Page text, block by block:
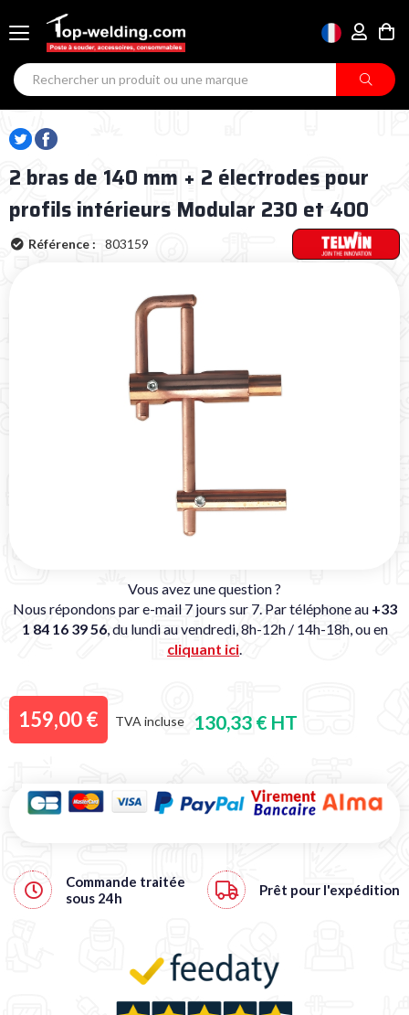
2 bras de 140 mm + 2 électrodes pour
profils intérieurs Modular 230 et 400
Référence : 803159
Vous avez une question ?
Nous répondons par e-mail 7 jours sur 7. Par téléphone au +33
1 84 16 39 56, du lundi au vendredi, 8h-12h / 14h-18h, ou en
cliquant ici.
159,00 € TVA incluse 130,33 € HT
Commande traitée
sous 24h Prêt pour l'expédition